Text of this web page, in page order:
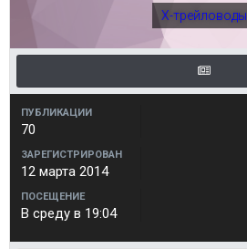
Х-трейловоды
ПУБЛИКАЦИИ
70
ЗАРЕГИСТРИРОВАН
12 марта 2014
ПОСЕЩЕНИЕ
В среду в 19:04